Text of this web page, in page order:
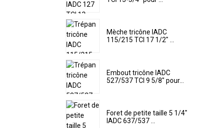
Mèche tricône IADC
115/215 TCI 17 1/2" ...
Embout tricône IADC
527/537 TCI 9 5/8" pour...
Foret de petite taille 5 1/4"
IADC 637/537 ...